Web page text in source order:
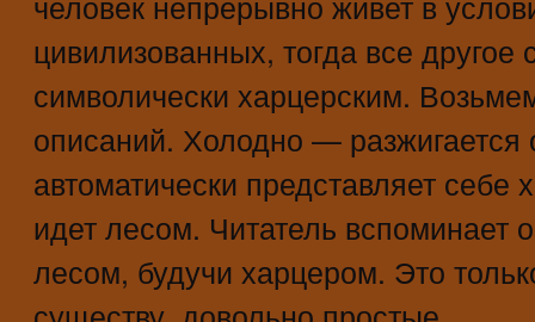
цивилизованных, тогда все другое
символически харцерским.
описаний. Холодно — разжигается
автоматически представляет себе
идет лесом. Читатель вспоминает
лесом, будучи харцером. Это